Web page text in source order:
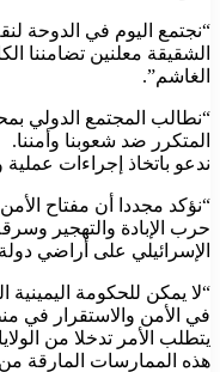
“نجتمع اليوم في الدوحة
الشقيقة معلنين تضامننا
الغاشم”.
“نطالب المجتمع الدولي
المتكرر ضد شعوبنا وأمننا.
ندعو باتخاذ إجراءات
“نؤكد مجددا أن مفتاح
حرب الإبادة والتهجير
الإسرائيلي على أراضي دولة
“لا يمكن للحكومة
في الأمن والاستقرار في
يتطلب الأمر تدخلا من
هذه الممارسات المارقة من